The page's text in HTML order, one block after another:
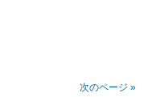
次のページ »